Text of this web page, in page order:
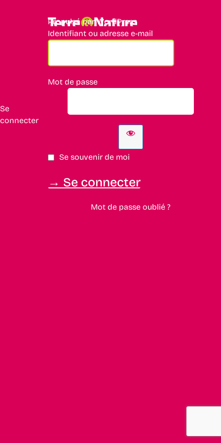
Se
connecter
Propulsé par WordPress
Identifiant ou adresse e-mail
Mot de passe
Se souvenir de moi
Mot de passe oublié ?